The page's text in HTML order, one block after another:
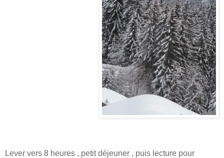
Lever vers 8 heures , petit déjeuner , puis lecture pour